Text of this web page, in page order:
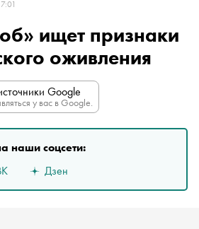
ищет признаки
оживления
Google
у вас в Google.
наши соцсети:
Дзен